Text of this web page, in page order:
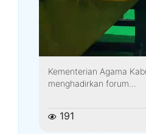
Kementerian Agama
menghadirkan forum...
191